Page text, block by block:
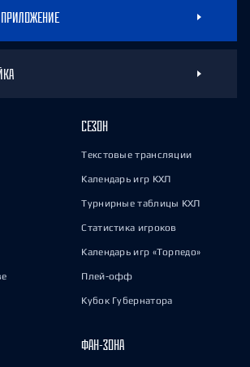
СЕЗОН
Текстовые трансляции
Календарь игр КХЛ
Турнирные таблицы КХЛ
Статистика игроков
Календарь игр «Торпедо»
Плей-офф
Кубок Губернатора
ФАН-ЗОНА